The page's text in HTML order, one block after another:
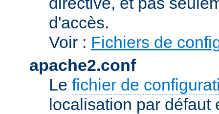
d'accès.
Voir : Fichiers de
apache2.conf
Le fichier de
localisation par défaut